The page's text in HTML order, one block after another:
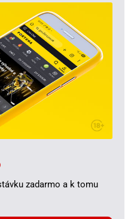
zadarmo a k tomu